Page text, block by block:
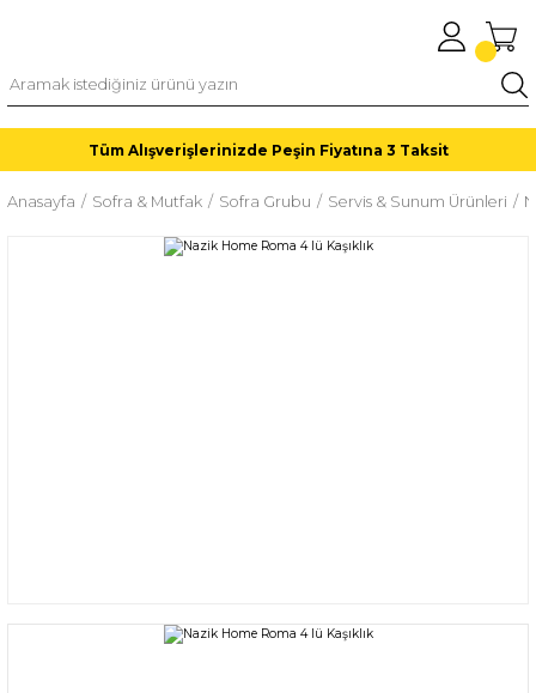
Tüm Alışverişlerinizde Peşin Fiyatına 3 Taksit
Anasayfa Sofra & Mutfak Sofra Grubu Servis & Sunum Ürünleri